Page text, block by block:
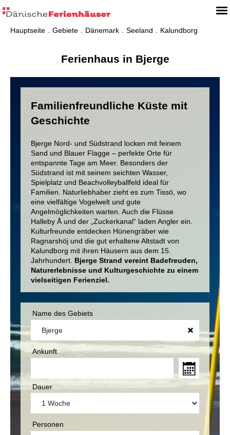
Hauptseite Gebiete Dänemark Seeland Kalundborg
Ferienhaus in Bjerge
Familienfreundliche Küste mit
Geschichte
Bjerge Nord- und Südstrand locken mit feinem
Sand und Blauer Flagge – perfekte Orte für
entspannte Tage am Meer. Besonders der
Südstrand ist mit seinem seichten Wasser,
Spielplatz und Beachvolleyballfeld ideal für
Familien. Naturliebhaber zieht es zum Tissö, wo
eine vielfältige Vogelwelt und gute
Angelmöglichkeiten warten. Auch die Flüsse
Halleby Å und der „Zuckerkanal“ laden Angler ein.
Kulturfreunde entdecken Hünengräber wie
Ragnarshöj und die gut erhaltene Altstadt von
Kalundborg mit ihren Häusern aus dem 15.
Jahrhundert. Bjerge Strand vereint Badefreuden,
Naturerlebnisse und Kulturgeschichte zu einem
vielseitigen Ferienziel.
Name des Gebiets
Ankunft
Dauer
Personen